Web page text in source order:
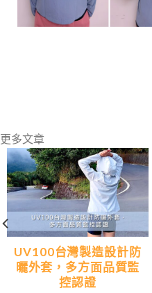
更多文章
UV100台灣製造設計防
曬外套，多方面品質監
控認證